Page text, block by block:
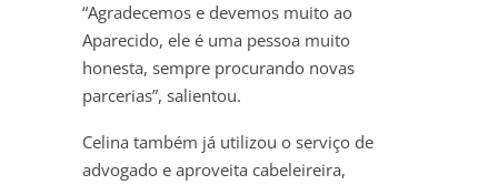
“Agradecemos e devemos muito ao
Aparecido, ele é uma pessoa muito
honesta, sempre procurando novas
parcerias”, salientou.
Celina também já utilizou o serviço de
advogado e aproveita cabeleireira,